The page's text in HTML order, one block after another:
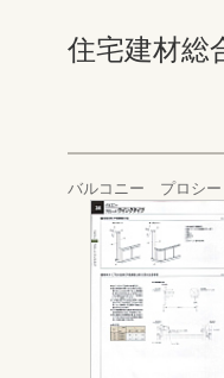
住宅建材総
バルコニー プロシ